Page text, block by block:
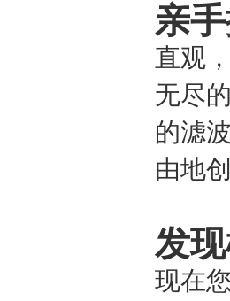
亲
直观
无尽
的滤
由地
发
现在